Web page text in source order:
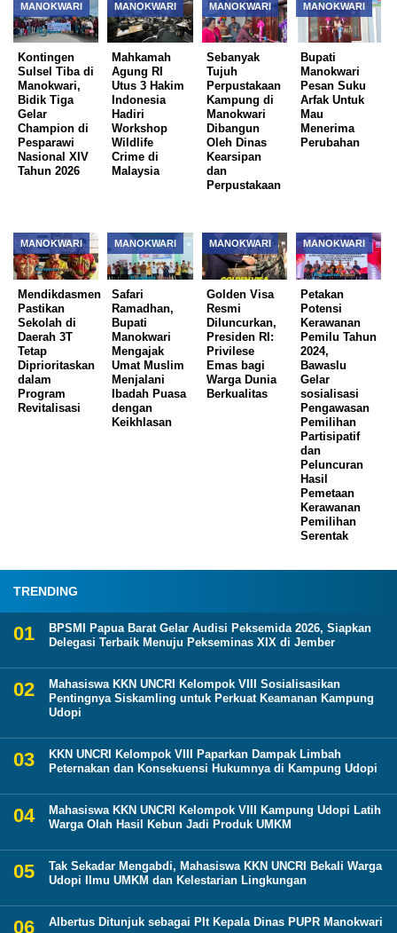
MANOKWARI
Kontingen
Sulsel Tiba di
Manokwari,
Bidik Tiga
Gelar
Champion di
Pesparawi
Nasional XIV
Tahun 2026
MANOKWARI
Mahkamah
Agung RI
Utus 3 Hakim
Indonesia
Hadiri
Workshop
Wildlife
Crime di
Malaysia
MANOKWARI
Sebanyak
Tujuh
Perpustakaan
Kampung di
Manokwari
Dibangun
Oleh Dinas
Kearsipan
dan
Perpustakaan
MANOKWARI
Bupati
Manokwari
Pesan Suku
Arfak Untuk
Mau
Menerima
Perubahan
MANOKWARI
Mendikdasmen
Pastikan
Sekolah di
Daerah 3T
Tetap
Diprioritaskan
dalam
Program
Revitalisasi
MANOKWARI
Safari
Ramadhan,
Bupati
Manokwari
Mengajak
Umat Muslim
Menjalani
Ibadah Puasa
dengan
Keikhlasan
MANOKWARI
Golden Visa
Resmi
Diluncurkan,
Presiden RI:
Privilese
Emas bagi
Warga Dunia
Berkualitas
MANOKWARI
Petakan
Potensi
Kerawanan
Pemilu Tahun
2024,
Bawaslu
Gelar
sosialisasi
Pengawasan
Pemilihan
Partisipatif
dan
Peluncuran
Hasil
Pemetaan
Kerawanan
Pemilihan
Serentak
TRENDING
BPSMI Papua Barat Gelar Audisi Peksemida 2026, Siapkan
Delegasi Terbaik Menuju Pekseminas XIX di Jember
Mahasiswa KKN UNCRI Kelompok VIII Sosialisasikan
Pentingnya Siskamling untuk Perkuat Keamanan Kampung
Udopi
KKN UNCRI Kelompok VIII Paparkan Dampak Limbah
Peternakan dan Konsekuensi Hukumnya di Kampung Udopi
Mahasiswa KKN UNCRI Kelompok VIII Kampung Udopi Latih
Warga Olah Hasil Kebun Jadi Produk UMKM
Tak Sekadar Mengabdi, Mahasiswa KKN UNCRI Bekali Warga
Udopi Ilmu UMKM dan Kelestarian Lingkungan
Albertus Ditunjuk sebagai Plt Kepala Dinas PUPR Manokwari